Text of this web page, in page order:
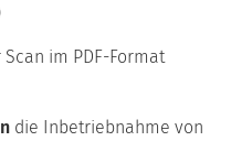
im PDF-Format
die Inbetriebnahme von